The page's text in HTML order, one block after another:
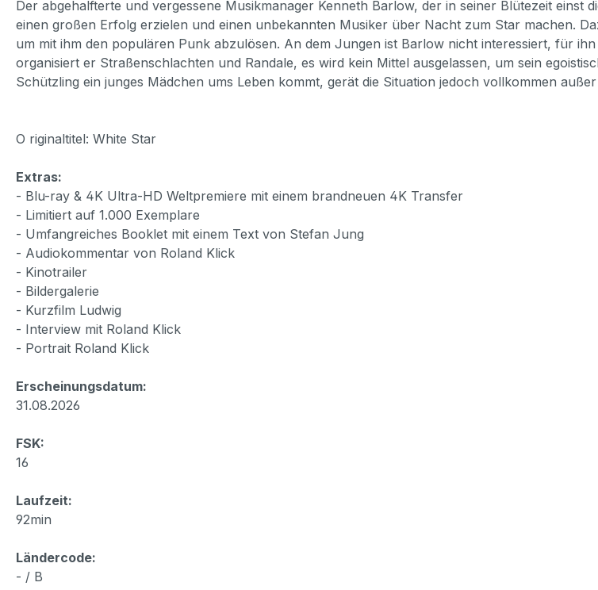
Der abgehalfterte und vergessene Musikmanager Kenneth Barlow, der in seiner Blütezeit
einen großen Erfolg erzielen und einen unbekannten Musiker über Nacht zum Star machen.
um mit ihm den populären Punk abzulösen. An dem Jungen ist Barlow nicht interessiert, für
organisiert er Straßenschlachten und Randale, es wird kein Mittel ausgelassen, um sein
Schützling ein junges Mädchen ums Leben kommt, gerät die Situation jedoch vollkommen
O riginaltitel: White Star
Extras:
- Blu-ray & 4K Ultra-HD Weltpremiere mit einem brandneuen 4K Transfer
- Limitiert auf 1.000 Exemplare
- Umfangreiches Booklet mit einem Text von Stefan Jung
- Audiokommentar von Roland Klick
- Kinotrailer
- Bildergalerie
- Kurzfilm Ludwig
- Interview mit Roland Klick
- Portrait Roland Klick
Erscheinungsdatum:
31.08.2026
FSK:
16
Laufzeit:
92min
Ländercode:
- / B